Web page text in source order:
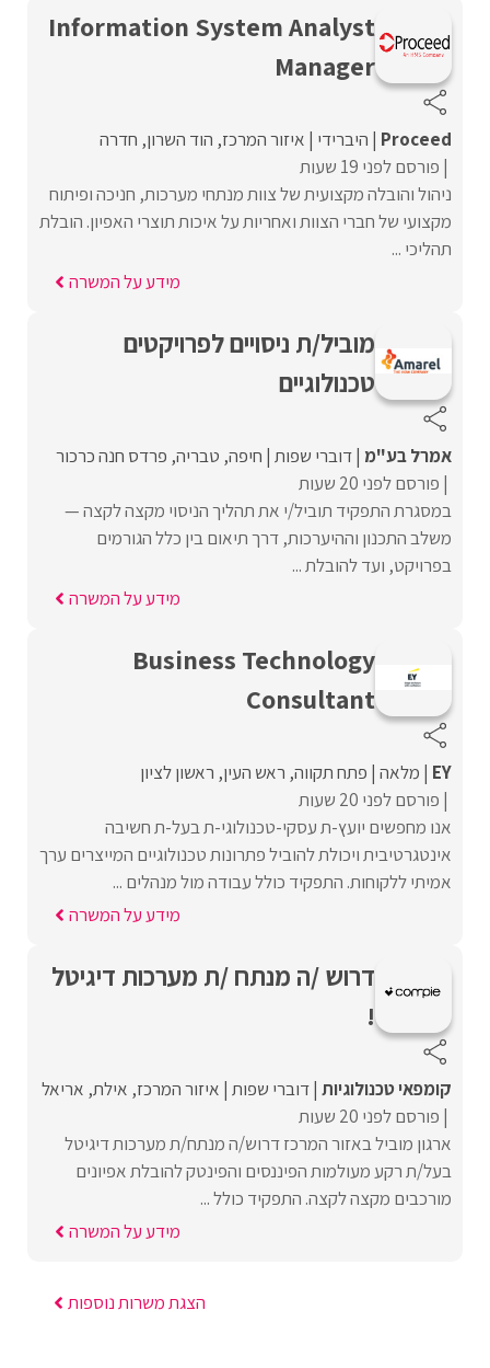
Information System Analyst
Manager
Proceed‏ היברידי איזור המרכז הוד השרון חדרה
פורסם לפני 19 שעות
ניהול והובלה מקצועית של צוות מנתחי מערכות, חניכה ופיתוח
מקצועי של חברי הצוות ואחריות על איכות תוצרי האפיון. הובלת
תהליכי ...
מידע על המשרה
מוביל/ת ניסויים לפרויקטים
טכנולוגיים
אמרל בע"מ דוברי שפות חיפה טבריה פרדס חנה כרכור
פורסם לפני 20 שעות
במסגרת התפקיד תוביל/י את תהליך הניסוי מקצה לקצה —
משלב התכנון וההיערכות, דרך תיאום בין כלל הגורמים
בפרויקט, ועד להובלת ...
מידע על המשרה
Business Technology
Consultant
EY מלאה פתח תקווה ראש העין ראשון לציון
פורסם לפני 20 שעות
אנו מחפשים יועץ-ת עסקי-טכנולוגי-ת בעל-ת חשיבה
אינטגרטיבית ויכולת להוביל פתרונות טכנולוגיים המייצרים ערך
אמיתי ללקוחות. התפקיד כולל עבודה מול מנהלים ...
מידע על המשרה
דרוש /ה מנתח /ת מערכות דיגיטל
!
קומפאי טכנולוגיות דוברי שפות איזור המרכז אילת אריאל
פורסם לפני 20 שעות
ארגון מוביל באזור המרכז דרוש/ה מנתח/ת מערכות דיגיטל
בעל/ת רקע מעולמות הפיננסים והפינטק להובלת אפיונים
מורכבים מקצה לקצה. התפקיד כולל ...
מידע על המשרה
הצגת משרות נוספות